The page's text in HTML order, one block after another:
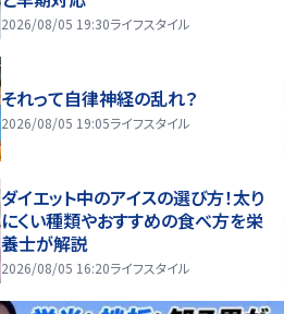
2026/08/05 19:30ライフスタイル
それって自律神経の乱れ？
2026/08/05 19:05ライフスタイル
ダイエット中のアイスの選び方！太り
にくい種類やおすすめの食べ方を栄
養士が解説
2026/08/05 16:20ライフスタイル